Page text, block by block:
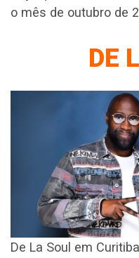
o mês de outubro de
DE
De La Soul em